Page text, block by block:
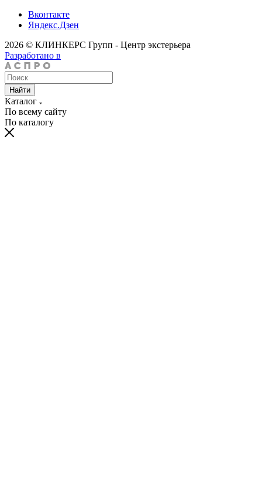
Вконтакте
Яндекс.Дзен
2026 © КЛИНКЕРС Групп - Центр экстерьера
Разработано в
Найти
Каталог
По всему сайту
По каталогу